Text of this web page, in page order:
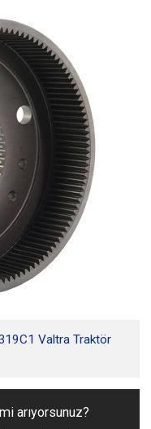
Valtra Traktör
arıyorsunuz?